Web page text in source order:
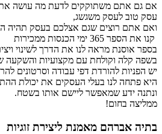
אם גם אתם משתוקקים לדעת מה עושה את
עסק טוב לעסק משגשג,
ואם אתם רוצים שגם אצלכם בעסק תהיה
קנו את הספר 365 ימי הכנסות ממכירות
בספר אוסנת מראה לנו את הדרך לשינוי
בשפה קלה וקולחת עם מקצועיות
יש הפניות להורדת דפי עבודה וסרטונים
היא פתחה לנו בעלי העסקים את יכולת
ונתנה ידע שמאפשר ליישם אותו בשטח.
ממליצה בחום!
בתיה אברהם מאמנת ליצירת זוגיות